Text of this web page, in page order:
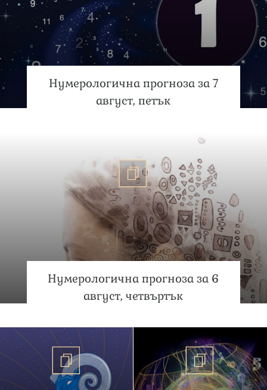
Нумерологична прогноза за 7
август, петък
Нумерологична прогноза за 6
август, четвъртък